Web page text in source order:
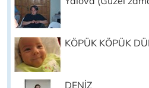
KÖPÜK KÖPÜK
DENİZ